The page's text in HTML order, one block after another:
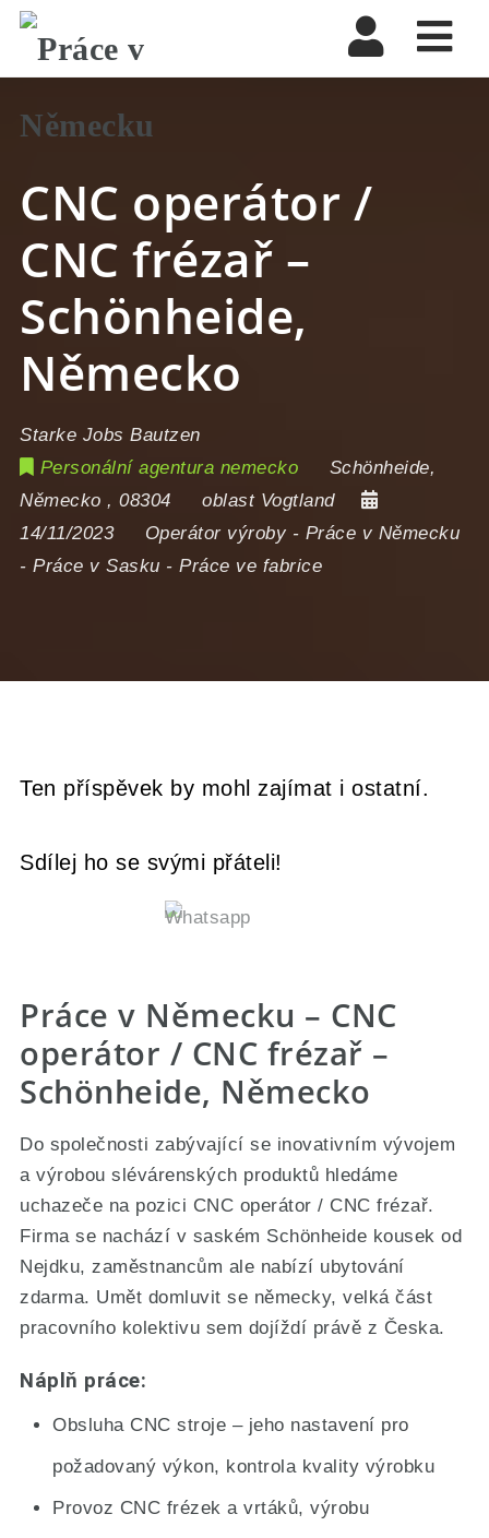
CNC operátor /
CNC frézař –
Schönheide,
Německo
Starke Jobs Bautzen
Personální agentura nemecko
Schönheide,
Německo ,08304
oblast Vogtland
14/11/2023
Operátor výroby - Práce v Německu
-Práce v Sasku -Práce ve fabrice
Ten příspěvek by mohl zajímat i ostatní.
Sdílej ho se svými přáteli!
Práce v Německu – CNC
operátor / CNC frézař –
Schönheide, Německo
Do společnosti zabývající se inovativním vývojem
a výrobou slévárenských produktů hledáme
uchazeče na pozici CNC operátor / CNC frézař.
Firma se nachází v saském Schönheide kousek od
Nejdku, zaměstnancům ale nabízí ubytování
zdarma. Umět domluvit se německy, velká část
pracovního kolektivu sem dojíždí právě z Česka.
Náplň práce:
Obsluha CNC stroje – jeho nastavení pro
požadovaný výkon, kontrola kvality výrobku
Provoz CNC frézek a vrtáků, výrobu